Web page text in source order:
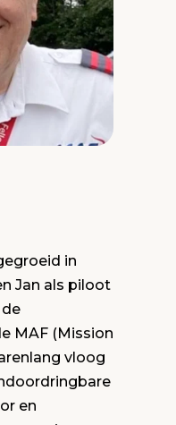
in
Jan als piloot
MAF (Mission
vloog
en